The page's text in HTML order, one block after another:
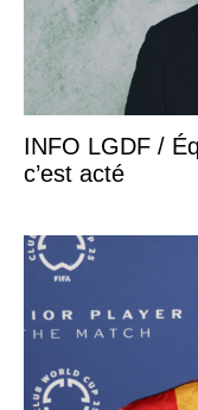
INFO LGDF /
c’est acté